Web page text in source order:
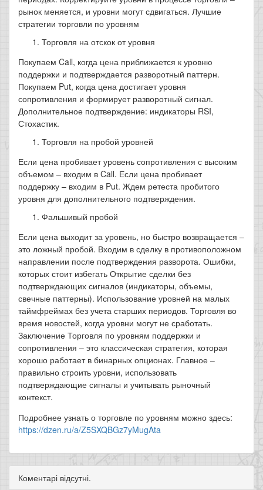
рынок меняется, и уровни могут сдвигаться. Лучшие
стратегии торговли по уровням
Торговля на отскок от уровня
Покупаем Call, когда цена приближается к уровню
поддержки и подтверждается разворотный паттерн.
Покупаем Put, когда цена достигает уровня
сопротивления и формирует разворотный сигнал.
Дополнительное подтверждение: индикаторы RSI,
Стохастик.
Торговля на пробой уровней
Если цена пробивает уровень сопротивления с высоким
объемом – входим в Call. Если цена пробивает
поддержку – входим в Put. Ждем ретеста пробитого
уровня для дополнительного подтверждения.
Фальшивый пробой
Если цена выходит за уровень, но быстро возвращается –
это ложный пробой. Входим в сделку в противоположном
направлении после подтверждения разворота. Ошибки,
которых стоит избегать Открытие сделки без
подтверждающих сигналов (индикаторы, объемы,
свечные паттерны). Использование уровней на малых
таймфреймах без учета старших периодов. Торговля во
время новостей, когда уровни могут не сработать.
Заключение Торговля по уровням поддержки и
сопротивления – это классическая стратегия, которая
хорошо работает в бинарных опционах. Главное –
правильно строить уровни, использовать
подтверждающие сигналы и учитывать рыночный
контекст.
Подробнее узнать о торговле по уровням можно здесь:
https://dzen.ru/a/Z5SXQBGz7yMugAta
Коментарі відсутні.